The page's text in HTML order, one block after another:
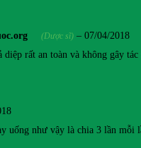
(Dược sĩ) – 07/04/2018
diệp rất an toàn và không gây tác
uống như vậy là chia 3 lần mỗi